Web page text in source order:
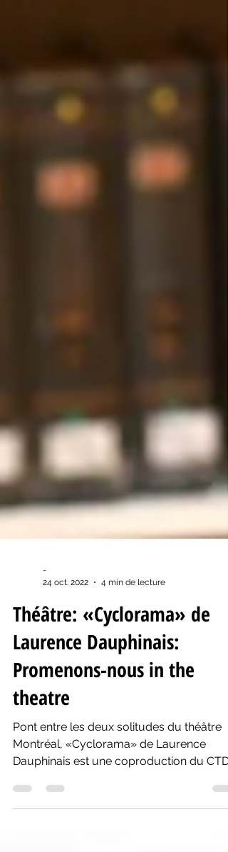
-
24 oct. 2022
4 min de lecture
Théâtre: «Cyclorama» de
Laurence Dauphinais:
Promenons-nous in the
theatre
Montréal, «Cyclorama» de Laurence
Dauphinais est une coproduction du